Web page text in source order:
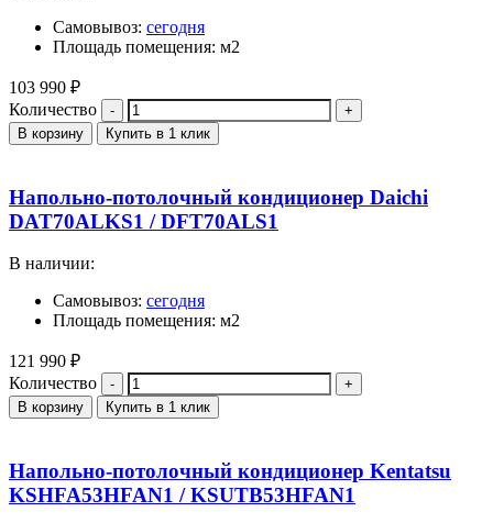
Самовывоз: сегодня
Площадь помещения: м2
103 990 ₽
Количество
В корзину Купить в 1 клик
Напольно-потолочный кондиционер Daichi
DAT70ALKS1 / DFT70ALS1
В наличии:
Самовывоз: сегодня
Площадь помещения: м2
121 990 ₽
Количество
В корзину Купить в 1 клик
Напольно-потолочный кондиционер Kentatsu
KSHFA53HFAN1 / KSUTB53HFAN1